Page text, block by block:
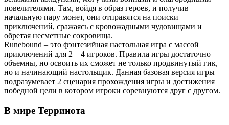
повелителями. Там, войдя в образ героев, и получив
начальную пару монет, они отправятся на поиски
приключений, сражаясь с кровожадными чудовищами и
обретая несметные сокровища.
Runebound – это фэнтезийная настольная игра с массой
приключений для 2 – 4 игроков. Правила игры достаточно
объемны, но освоить их сможет не только продвинутый гик,
но и начинающий настольщик. Данная базовая версия игры
подразумевает 2 сценария прохождения игры и достижения
победной цели в котором игроки соревнуются друг с другом.
В мире Терринота